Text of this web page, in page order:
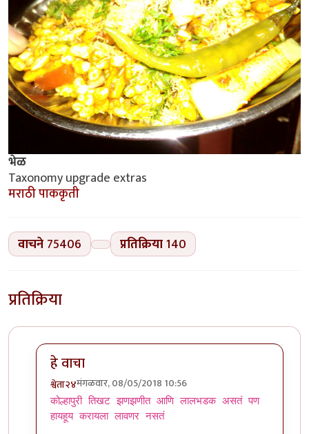
भेळ
Taxonomy upgrade extras
मराठी पाककृती
वाचने 75406 प्रतिक्रिया140
प्रतिक्रिया
हे वाचा
श्वेता२४मंगळवार, 08/05/2018 10:56
In reply toतुमचं आपलं तिसरंचbyजेम्स वांड
कोल्हापुरी तिखट झणझणीत आणि लालभडक असतं पण
हायहूय करायला लावणर नसतं